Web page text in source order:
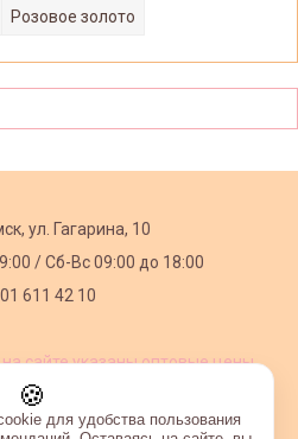
Розовое золото
ул. Гагарина, 10
/Сб-Вс 09:00 до 18:00
611 42 10
сайте указаны оптовые цены,
🍪
для удобства пользования